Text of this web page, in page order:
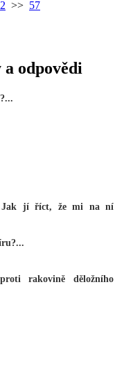
>> 57
a odpovědi
Jak jí říct, že mi na ní
rakovině děložního